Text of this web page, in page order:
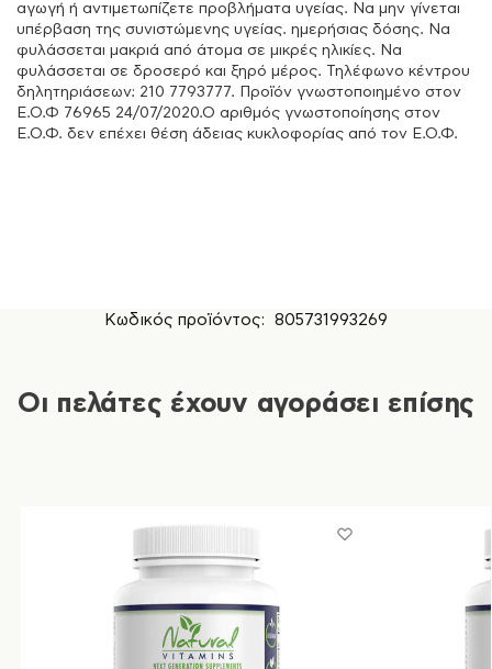
αγωγή ή αντιμετωπίζετε προβλήματα υγείας. Να μην γίνεται
υπέρβαση της συνιστώμενης υγείας. ημερήσιας δόσης. Να
φυλάσσεται μακριά από άτομα σε μικρές ηλικίες. Να
φυλάσσεται σε δροσερό και ξηρό μέρος. Τηλέφωνο κέντρου
δηλητηριάσεων: 210 7793777. Προϊόν γνωστοποιημένο στον
Ε.Ο.Φ 76965 24/07/2020.Ο αριθμός γνωστοποίησης στον
Ε.Ο.Φ. δεν επέχει θέση άδειας κυκλοφορίας από τον Ε.Ο.Φ.
Κωδικός προϊόντος: 805731993269
Οι πελάτες έχουν αγοράσει επίσης